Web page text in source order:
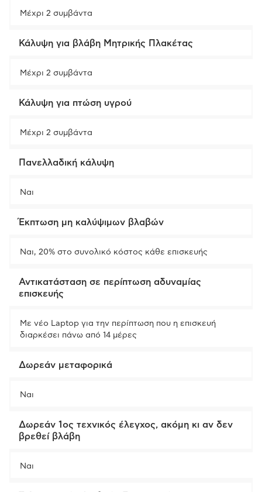
Μέχρι 2 συμβάντα
Κάλυψη για βλάβη Μητρικής Πλακέτας
Μέχρι 2 συμβάντα
Κάλυψη για πτώση υγρού
Μέχρι 2 συμβάντα
Πανελλαδική κάλυψη
Ναι
Έκπτωση μη καλύψιμων βλαβών
Ναι, 20% στο συνολικό κόστος κάθε επισκευής
Αντικατάσταση σε περίπτωση αδυναμίας
επισκευής
Με νέο Laptop για την περίπτωση που η επισκευή
διαρκέσει πάνω από 14 μέρες
Δωρεάν μεταφορικά
Ναι
Δωρεάν 1ος τεχνικός έλεγχος, ακόμη κι αν δεν
βρεθεί βλάβη
Ναι